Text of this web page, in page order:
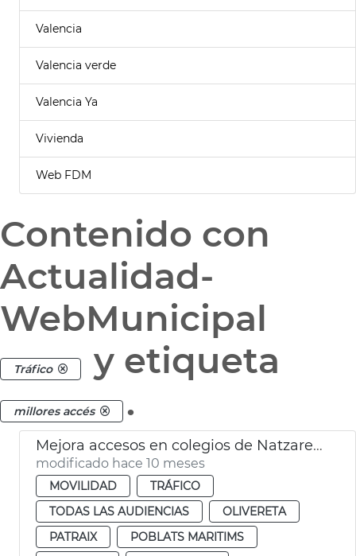
Valencia
Valencia verde
Valencia Ya
Vivienda
Web FDM
Contenido con
Actualidad-
WebMunicipal
Tráfico y etiqueta
millores accés .
Mejora accesos en colegios de Natzaret, Soterres y Safranar
modificado hace 10 meses
MOVILIDAD
TRÁFICO
TODAS LAS AUDIENCIAS
OLIVERETA
PATRAIX
POBLATS MARITIMS